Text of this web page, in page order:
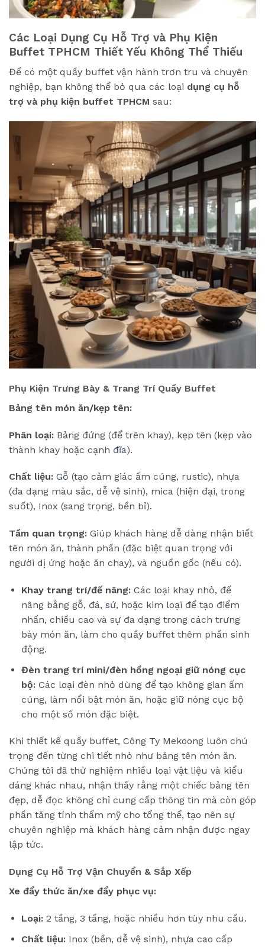
Các Loại Dụng Cụ Hỗ Trợ và Phụ Kiện
Buffet TPHCM Thiết Yếu Không Thể Thiếu
Để có một quầy buffet vận hành trơn tru và chuyên
nghiệp, bạn không thể bỏ qua các loại dụng cụ hỗ
trợ và phụ kiện buffet TPHCM sau:
Phụ Kiện Trưng Bày & Trang Trí Quầy Buffet
Bảng tên món ăn/kẹp tên:
Phân loại: Bảng đứng (để trên khay), kẹp tên (kẹp vào
thành khay hoặc cạnh đĩa).
Chất liệu: Gỗ (tạo cảm giác ấm cúng, rustic), nhựa
(đa dạng màu sắc, dễ vệ sinh), mica (hiện đại, trong
suốt), Inox (sang trọng, bền bỉ).
Tầm quan trọng: Giúp khách hàng dễ dàng nhận biết
tên món ăn, thành phần (đặc biệt quan trọng với
người dị ứng hoặc ăn chay), và nguồn gốc (nếu có).
Khay trang trí/đế nâng:Các loại khay nhỏ, đế
nâng bằng gỗ, đá, sứ, hoặc kim loại để tạo điểm
nhấn, chiều cao và sự đa dạng trong cách trưng
bày món ăn, làm cho quầy buffet thêm phần sinh
động.
Đèn trang trí mini/đèn hồng ngoại giữ nóng cục
bộ:Các loại đèn nhỏ dùng để tạo không gian ấm
cúng, làm nổi bật món ăn, hoặc giữ nóng cục bộ
cho một số món đặc biệt.
Khi thiết kế quầy buffet, Công Ty Mekoong luôn chú
trọng đến từng chi tiết nhỏ như bảng tên món ăn.
Chúng tôi đã thử nghiệm nhiều loại vật liệu và kiểu
dáng khác nhau, nhận thấy rằng một chiếc bảng tên
đẹp, dễ đọc không chỉ cung cấp thông tin mà còn góp
phần tăng tính thẩm mỹ cho tổng thể, tạo nên sự
chuyên nghiệp mà khách hàng cảm nhận được ngay
lập tức.
Dụng Cụ Hỗ Trợ Vận Chuyển & Sắp Xếp
Xe đẩy thức ăn/xe đẩy phục vụ:
Loại:2 tầng, 3 tầng, hoặc nhiều hơn tùy nhu cầu.
Chất liệu:Inox (bền, dễ vệ sinh), nhựa cao cấp